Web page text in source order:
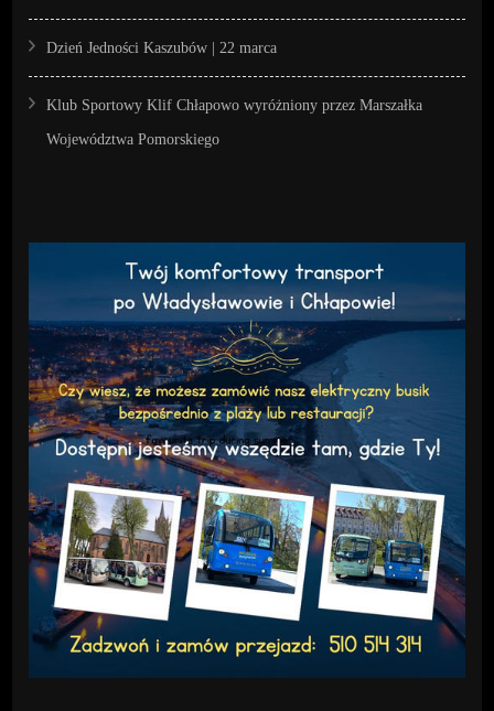
Dzień Jedności Kaszubów | 22 marca
Klub Sportowy Klif Chłapowo wyróżniony przez Marszałka
Województwa Pomorskiego